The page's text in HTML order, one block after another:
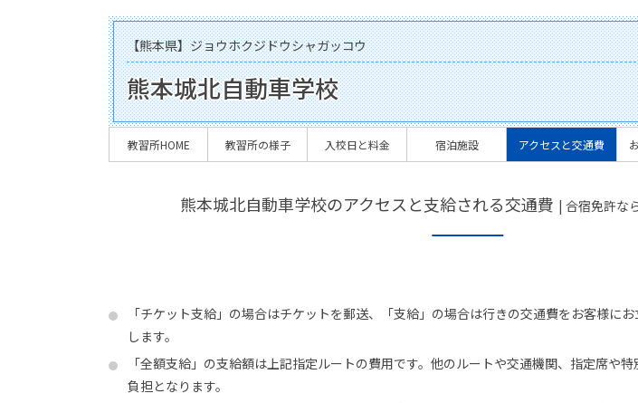
【熊本県】ジョウホクジドウシャガッコウ
熊本城北自動車学校
教習所HOME 教習所の様子 入校日と料金 宿泊施設 アクセスと交通費
熊本城北自動車学校のアクセスと支給される交通費 | 合宿免許な
「チケット支給」の場合はチケットを郵送、「支給」の場合は行きの交通費をお客様に
します。
「全額支給」の支給額は上記指定ルートの費用です。他のルートや交通機関、指定席や
負担となります。